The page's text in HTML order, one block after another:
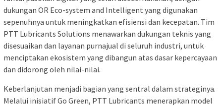
dukungan OR Eco-system and Intelligent yang digunakan
sepenuhnya untuk meningkatkan efisiensi dan kecepatan. Tim
PTT Lubricants Solutions menawarkan dukungan teknis yang
disesuaikan dan layanan purnajual di seluruh industri, untuk
menciptakan ekosistem yang dibangun atas dasar kepercayaan
dan didorong oleh nilai-nilai.
Keberlanjutan menjadi bagian yang sentral dalam strateginya.
Melalui inisiatif Go Green, PTT Lubricants menerapkan model